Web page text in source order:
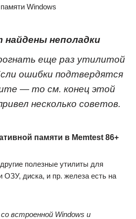
Windows
найдены неполадки
еще раз утилитой
ошибки подтвердятся
— то см. конец этой
несколько советов.
памяти в Memtest 86+
полезные утилиты для
ОЗУ, диска, и пр. железа есть на
встроенной Windows и